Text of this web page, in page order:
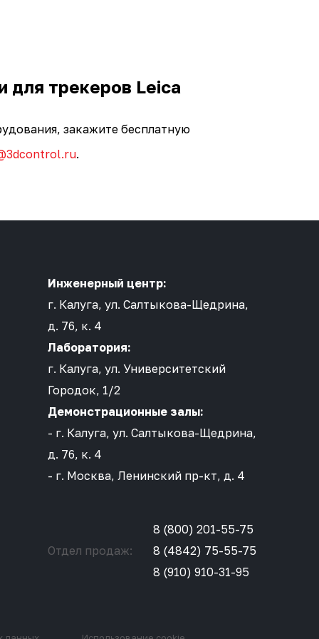
для трекеров Leica
закажите бесплатную
.
Инженерный центр:
г. Калуга, ул. Салтыкова-Щедрина,
д. 76, к. 4
Лаборатория:
г. Калуга, ул. Университетский
Городок, 1/2
Демонстрационные залы:
- г. Калуга, ул. Салтыкова-Щедрина,
д. 76, к. 4
- г. Москва, Ленинский пр-кт, д. 4
Отдел продаж:
8 (800) 201-55-75
8 (4842) 75-55-75
8 (910) 910-31-95